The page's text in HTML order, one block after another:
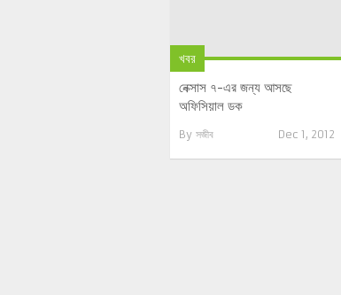
খবর
নেক্সাস ৭-এর জন্য আসছে
অফিসিয়াল ডক
By সজীব Dec 1, 2012